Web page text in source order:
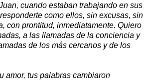
cuando estaban trabajando en sus
como ellos, sin excusas, sin
con prontitud, inmediatamente. Quiero
a las llamadas de la conciencia y
de los más cercanos y de los
amor, tus palabras cambiaron